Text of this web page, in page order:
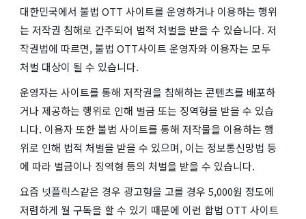
대한민국에서 불법 OTT 사이트를 운영하거나 이용하는 행위
는 저작권 침해로 간주되어 법적 처벌을 받을 수 있습니다. 저
작권법에 따르면, 불법 OTT사이트 운영자와 이용자는 모두
처벌 대상이 될 수 있습니다.
운영자는 사이트를 통해 저작권을 침해하는 콘텐츠를 배포하
거나 제공하는 행위로 인해 벌금 또는 징역형을 받을 수 있습
니다. 이용자 또한 불법 사이트를 통해 저작물을 이용하는 행
위로 인해 법적 처벌을 받을 수 있으며, 이는 정보통신망법 등
에 따라 벌금이나 징역형 등의 처벌을 받을 수 있습니다.
요즘 넷플릭스같은 경우 광고형을 고를 경우 5,000원 정도에
저렴하게 월 구독을 할 수 있기 때문에 이런 합법 OTT 사이트